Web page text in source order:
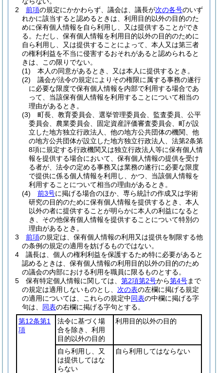
2
前項の規定にかかわらず、議会は、議長が次の各号のいず
れかに該当すると認めるときは、利用目的以外の目的のた
めに保有個人情報を自ら利用し、又は提供することができ
る。 ただし、保有個人情報を利用目的以外の目的のために
自ら利用し、又は提供することによって、本人又は第三者
の権利利益を不当に侵害するおそれがあると認められると
きは、この限りでない。
(1)
本人の同意があるとき、又は本人に提供するとき。
(2)
議会が法令の規定によりその権限に属する事務の遂行
に必要な限度で保有個人情報を内部で利用する場合であ
って、当該保有個人情報を利用することについて相当の
理由があるとき。
(3)
町長、教育委員会、選挙管理委員会、監査委員、公平
委員会、農業委員会、固定資産評価審査委員会、町が設
立した地方独立行政法人、他の地方公共団体の機関、他
の地方公共団体が設立した地方独立行政法人、法第2条第
8項に規定する行政機関又は独立行政法人等に保有個人情
報を提供する場合において、保有個人情報の提供を受け
る者が、法令の定める事務又は業務の遂行に必要な限度
で提供に係る個人情報を利用し、かつ、当該個人情報を
利用することについて相当の理由があるとき。
(4)
前3号に掲げる場合のほか、専ら統計の作成又は学術
研究の目的のために保有個人情報を提供するとき、本人
以外の者に提供することが明らかに本人の利益になると
き、その他保有個人情報を提供することについて特別の
理由があるとき。
3
前項の規定は、保有個人情報の利用又は提供を制限する他
の条例の規定の適用を妨げるものではない。
4
議長は、個人の権利利益を保護するため特に必要があると
認めるときは、保有個人情報の利用目的以外の目的のため
の議会の内部における利用を職員に限るものとする。
5
保有特定個人情報に関しては、 第2項第2号から第4号まで
の規定は適用しないものとし、 次の表の左欄に掲げる規定
の適用については、これらの規定中同表の中欄に掲げる字
句は、 同表の右欄に掲げる字句とする。
第12条第1
項
法令に基づく場
合を除き、利用
目的以外の目的
利用目的以外の目的
自ら利用し、又
は提供してはな
らない
自ら利用してはならない